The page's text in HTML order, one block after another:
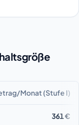
Monat (Stufe I)
361 €